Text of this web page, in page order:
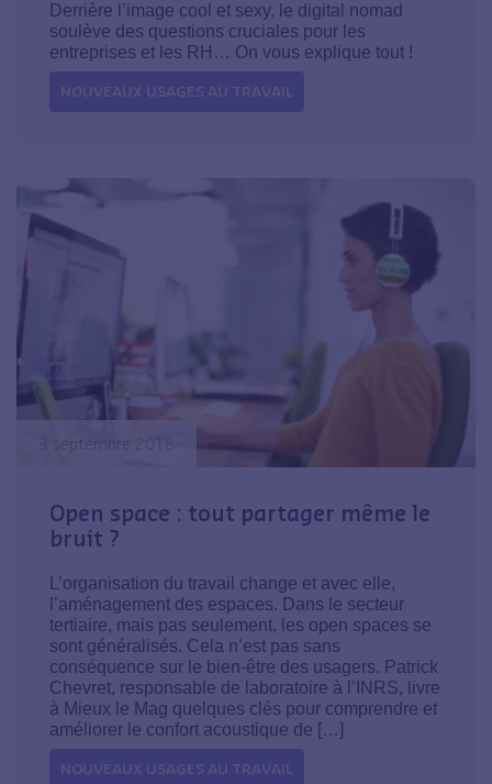
Derrière l’image cool et sexy, le digital nomad
soulève des questions cruciales pour les
entreprises et les RH… On vous explique tout !
NOUVEAUX USAGES AU TRAVAIL
3 septembre 2018
Open space : tout partager même le
bruit ?
L’organisation du travail change et avec elle,
l’aménagement des espaces. Dans le secteur
tertiaire, mais pas seulement, les open spaces se
sont généralisés. Cela n’est pas sans
conséquence sur le bien-être des usagers. Patrick
Chevret, responsable de laboratoire à l’INRS, livre
à Mieux le Mag quelques clés pour comprendre et
améliorer le confort acoustique de […]
NOUVEAUX USAGES AU TRAVAIL